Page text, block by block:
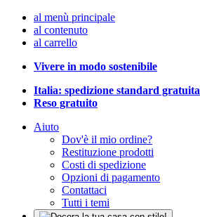
al menù principale
al contenuto
al carrello
Vivere in modo sostenibile
Italia: spedizione standard gratuita
Reso gratuito
Aiuto
Dov'è il mio ordine?
Restituzione prodotti
Costi di spedizione
Opzioni di pagamento
Contattaci
Tutti i temi